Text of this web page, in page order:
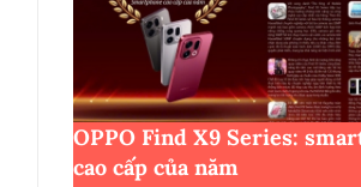
OPPO Find X9 Series:
cao cấp của năm